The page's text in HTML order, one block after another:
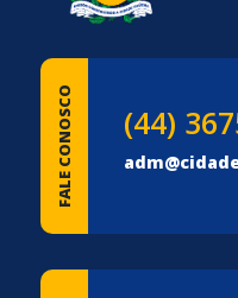
FALE CONOSCO (44)